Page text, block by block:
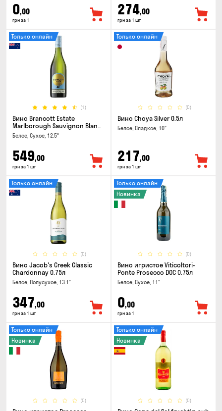
0,00
грн за 1
274,00
грн за 1 шт
(1)
Только онлайн
Вино Brancott Estate
Marlborough Sauvignon Blanc
0.75л
Белое, Сухое, 12.5°
549,00
грн за 1 шт
(0)
Только онлайн
Вино Choya Silver 0.5л
Белое, Сладкое, 10°
217,00
грн за 1 шт
(0)
Только онлайн
Вино Jacob's Creek Classic
Chardonnay 0.75л
Белое, Полусухое, 13.1°
347,00
грн за 1 шт
(0)
Только онлайн
Новинка
Вино игристое Viticoltori-
Ponte Prosecco DOC 0.75л
Белое, Сухое, 11°
0,00
грн за 1
(0)
Только онлайн
Новинка
(0)
Только онлайн
Новинка